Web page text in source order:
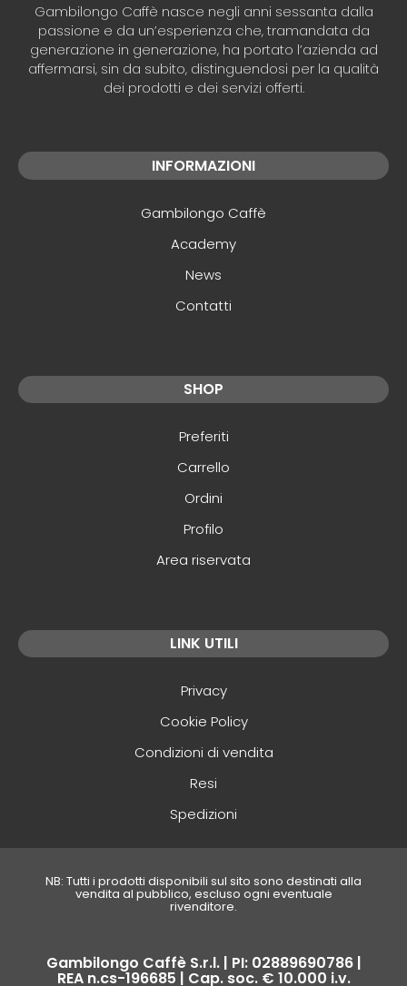
Gambilongo Caffè nasce negli anni sessanta dalla
passione e da un’esperienza che, tramandata da
generazione in generazione, ha portato l’azienda ad
affermarsi, sin da subito, distinguendosi per la qualità
dei prodotti e dei servizi offerti.
INFORMAZIONI
Gambilongo Caffè
Academy
News
Contatti
SHOP
Preferiti
Carrello
Ordini
Profilo
Area riservata
LINK UTILI
Privacy
Cookie Policy
Condizioni di vendita
Resi
Spedizioni
NB: Tutti i prodotti disponibili sul sito sono destinati alla
vendita al pubblico, escluso ogni eventuale
rivenditore.
Gambilongo Caffè S.r.l. | PI: 02889690786 |
REA n.cs-196685 | Cap. soc. € 10.000 i.v.